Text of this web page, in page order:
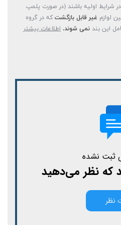
در شرایط اولیه باشند (در صورت پلمپ
لوازم غیر قابل بازگشت که در گروه
این بند نمی شوند. اطلاعات بیشتر
ثبت نشده
که نظر می‌دهید
نظر